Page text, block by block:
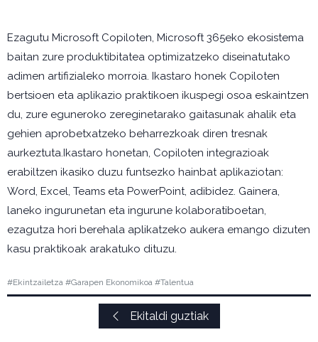
Ezagutu Microsoft Copiloten, Microsoft 365eko ekosistema
baitan zure produktibitatea optimizatzeko diseinatutako
adimen artifizialeko morroia. Ikastaro honek Copiloten
bertsioen eta aplikazio praktikoen ikuspegi osoa eskaintzen
du, zure eguneroko zereginetarako gaitasunak ahalik eta
gehien aprobetxatzeko beharrezkoak diren tresnak
aurkeztuta.Ikastaro honetan, Copiloten integrazioak
erabiltzen ikasiko duzu funtsezko hainbat aplikaziotan:
Word, Excel, Teams eta PowerPoint, adibidez. Gainera,
laneko ingurunetan eta ingurune kolaboratiboetan,
ezagutza hori berehala aplikatzeko aukera emango dizuten
kasu praktikoak arakatuko dituzu.
#Ekintzailetza #Garapen Ekonomikoa #Talentua
Ekitaldi guztiak